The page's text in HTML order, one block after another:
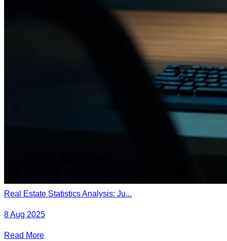
Real Estate Statistics Analysis: Ju...
8 Aug 2025
Read More